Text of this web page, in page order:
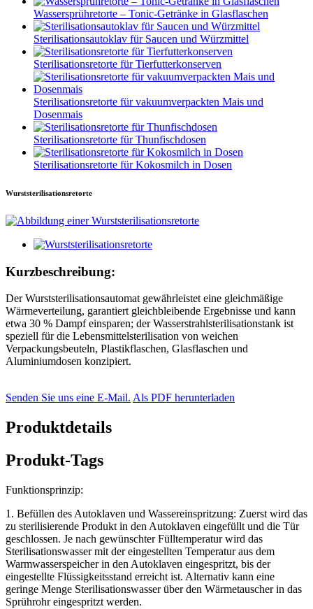
Wassersprühretorte – Tonic-Getränke in Glasflaschen
Sterilisationsautoklav für Saucen und Würzmittel
Sterilisationsretorte für Tierfutterkonserven
Sterilisationsretorte für vakuumverpackten Mais und
Dosenmais
Sterilisationsretorte für Thunfischdosen
Sterilisationsretorte für Kokosmilch in Dosen
Wurststerilisationsretorte
Kurzbeschreibung:
Der Wurststerilisationsautomat gewährleistet eine gleichmäßige
Wärmeverteilung, garantiert gleichbleibende Ergebnisse und kann
etwa 30 % Dampf einsparen; der Wasserstrahlsterilisationstank ist
speziell für die Lebensmittelsterilisation von weichen
Verpackungsbeuteln, Plastikflaschen, Glasflaschen und
Aluminiumdosen konzipiert.
Senden Sie uns eine E-Mail. Als PDF herunterladen
Produktdetails
Produkt-Tags
Funktionsprinzip:
1. Befüllen des Autoklaven und Wassereinspritzung: Zuerst wird das
zu sterilisierende Produkt in den Autoklaven eingefüllt und die Tür
geschlossen. Je nach gewünschter Fülltemperatur wird das
Sterilisationswasser mit der eingestellten Temperatur aus dem
Warmwasserspeicher in den Autoklaven eingespritzt, bis der
eingestellte Flüssigkeitsstand erreicht ist. Alternativ kann eine
geringe Menge Sterilisationswasser über den Wärmetauscher in das
Sprührohr eingespritzt werden.